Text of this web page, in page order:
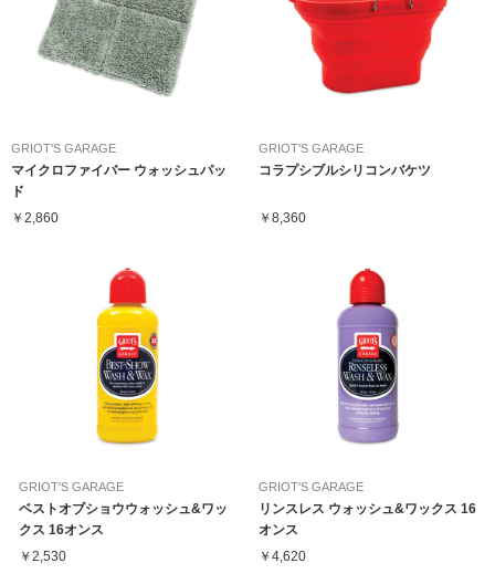
GRIOT'S GARAGE
マイクロファイバー ウォッシュパッ
ド
￥2,860
GRIOT'S GARAGE
コラプシブルシリコンバケツ
￥8,360
GRIOT'S GARAGE
ベストオブショウウォッシュ&ワッ
クス 16オンス
￥2,530
GRIOT'S GARAGE
リンスレス ウォッシュ&ワックス 16
オンス
￥4,620